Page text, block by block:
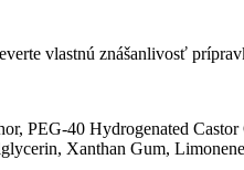
vlastnú znášanlivosť
PEG-40 Hydrogenated Castor
Xanthan Gum,